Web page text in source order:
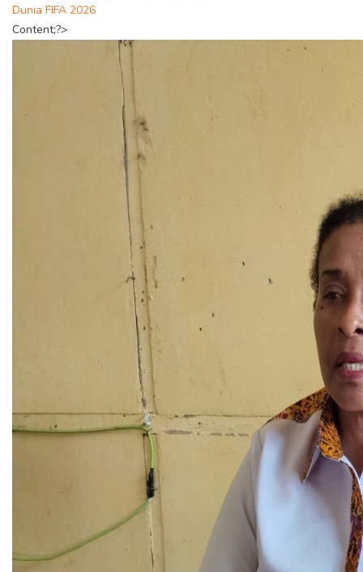
Dunia FIFA 2026
Content;?>